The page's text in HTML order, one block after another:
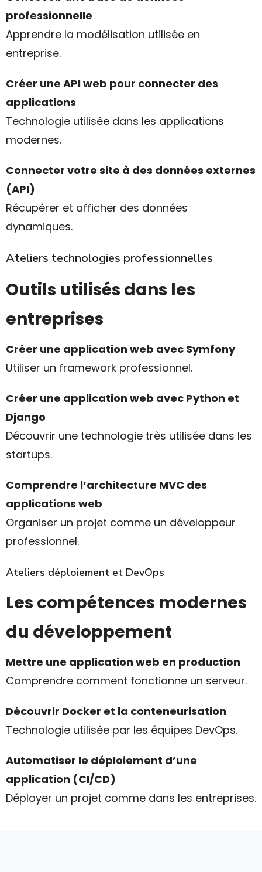
professionnelle
Apprendre la modélisation utilisée en
entreprise.
Créer une API web pour connecter des
applications
Technologie utilisée dans les applications
modernes.
Connecter votre site à des données externes
(API)
Récupérer et afficher des données
dynamiques.
Ateliers technologies professionnelles
Outils utilisés dans les
entreprises
Créer une application web avec Symfony
Utiliser un framework professionnel.
Créer une application web avec Python et
Django
Découvrir une technologie très utilisée dans les
startups.
Comprendre l’architecture MVC des
applications web
Organiser un projet comme un développeur
professionnel.
Ateliers déploiement et DevOps
Les compétences modernes
du développement
Mettre une application web en production
Comprendre comment fonctionne un serveur.
Découvrir Docker et la conteneurisation
Technologie utilisée par les équipes DevOps.
Automatiser le déploiement d’une
application (CI/CD)
Déployer un projet comme dans les entreprises.